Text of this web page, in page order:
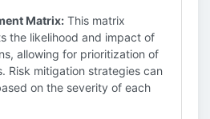
Matrix: This matrix
the likelihood and impact of
allowing for prioritization of
Risk mitigation strategies can
on the severity of each